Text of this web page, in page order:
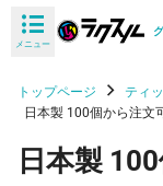
メニュー
トップページ ティ
日本製 100個から注文
日本製